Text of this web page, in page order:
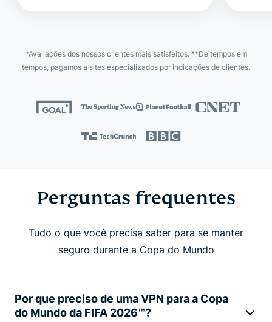
*Avaliações dos nossos clientes mais satisfeitos. **De tempos em
tempos, pagamos a sites especializados por indicações de clientes.
Perguntas frequentes
Tudo o que você precisa saber para se manter
seguro durante a Copa do Mundo
Por que preciso de uma VPN para a Copa
do Mundo da FIFA 2026™?